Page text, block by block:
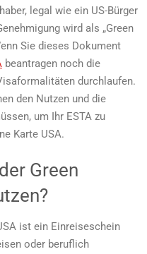
die
USA
Green
Card?
legal wie ein US-Bürger
wird als „Green
Sie dieses Dokument
beantragen noch die
durchlaufen.
den Nutzen und die
um Ihr ESTA zu
Karte USA.
Green
ist ein Einreiseschein
oder beruflich